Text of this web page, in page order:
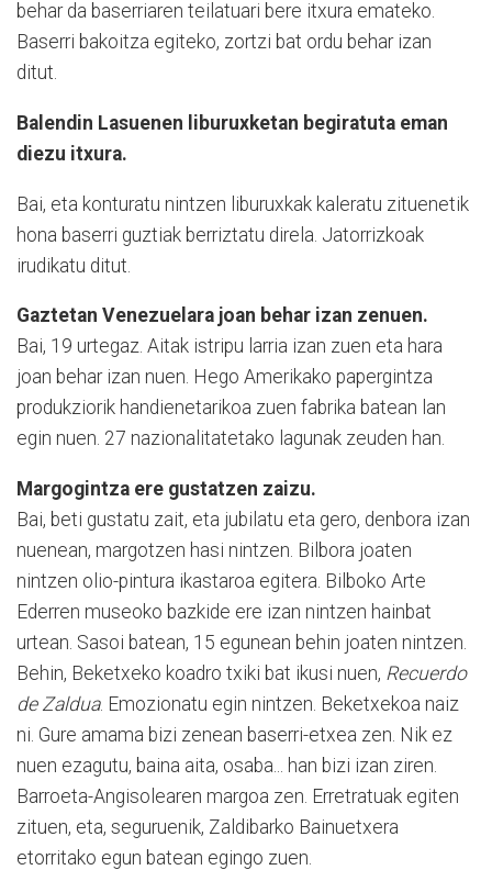
behar da baserriaren teilatuari bere itxura emateko.
Baserri bakoitza egiteko, zortzi bat ordu behar izan
ditut.
Balendin Lasuenen liburuxketan begiratuta eman
diezu itxura.
Bai, eta konturatu nintzen liburuxkak kaleratu zituenetik
hona baserri guztiak berriztatu direla. Jatorrizkoak
irudikatu ditut.
Gaztetan Venezuelara joan behar izan zenuen.
Bai, 19 urtegaz. Aitak istripu larria izan zuen eta hara
joan behar izan nuen. Hego Amerikako papergintza
produkziorik handienetarikoa zuen fabrika batean lan
egin nuen. 27 nazionalitatetako lagunak zeuden han.
Margogintza ere gustatzen zaizu.
Bai, beti gustatu zait, eta jubilatu eta gero, denbora izan
nuenean, margotzen hasi nintzen. Bilbora joaten
nintzen olio-pintura ikastaroa egitera. Bilboko Arte
Ederren museoko bazkide ere izan nintzen hainbat
urtean. Sasoi batean, 15 egunean behin joaten nintzen.
Behin, Beketxeko koadro txiki bat ikusi nuen, Recuerdo
de Zaldua. Emozionatu egin nintzen. Beketxekoa naiz
ni. Gure amama bizi zenean baserri-etxea zen. Nik ez
nuen ezagutu, baina aita, osaba... han bizi izan ziren.
Barroeta-Angisolearen margoa zen. Erretratuak egiten
zituen, eta, seguruenik, Zaldibarko Bainuetxera
etorritako egun batean egingo zuen.